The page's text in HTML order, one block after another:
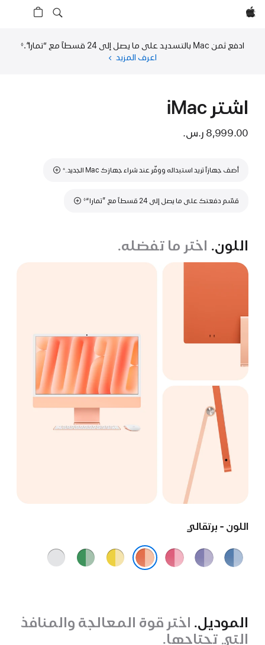
Apple‏
ادفع ثمن Mac بالتسديد على ما يصل إلى 24 قسطاً مع ”تمارا“.‏ ◊
اعرف المزيد عن
اشتر iMac
8,999.00 ر.س.‏
أضف جهازاً تريد استبداله ووفّر عند شراء جهازك Mac الجديد.
حاشية
※
قسّم دفعتك على ما يصل إلى 24 قسطاً مع ”تمارا“
حاشية
◊
اللون. اختر ما تفضله.
اللون - برتقالي
أزرق ليلكي وردي أصفر أخضر فضي
الموديل. اختر قوة المعالجة والمنافذ
التي تحتاجها.